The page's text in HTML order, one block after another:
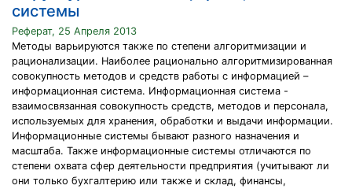
системы
Реферат, 25 Апреля 2013
Методы варьируются также по степени алгоритмизации и
рационализации. Наиболее рационально алгоритмизированная
совокупность методов и средств работы с информацией –
информационная система. Информационная система -
взаимосвязанная совокупность средств, методов и персонала,
используемых для хранения, обработки и выдачи информации.
Информационные системы бывают разного назначения и
масштаба. Также информационные системы отличаются по
степени охвата сфер деятельности предприятия (учитывают ли
они только бухгалтерию или также и склад, финансы,